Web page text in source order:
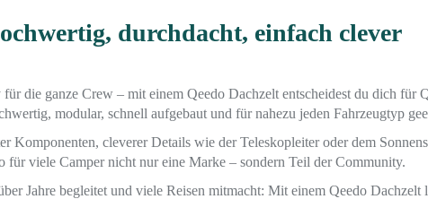
durchdacht, einfach clever
die ganze Crew – mit einem Qeedo Dachzelt entscheidest du dich für
modular, schnell aufgebaut und für nahezu jeden Fahrzeugtyp
Komponenten, cleverer Details wie der Teleskopleiter oder dem
für viele Camper nicht nur eine Marke – sondern Teil der Community.
Jahre begleitet und viele Reisen mitmacht: Mit einem Qeedo Dachzelt